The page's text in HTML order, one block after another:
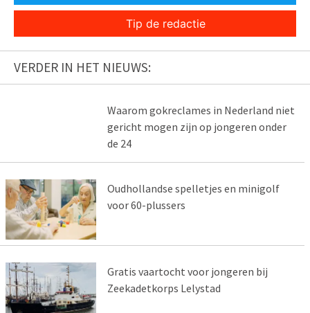
Tip de redactie
VERDER IN HET NIEUWS:
Waarom gokreclames in Nederland niet
gericht mogen zijn op jongeren onder
de 24
Oudhollandse spelletjes en minigolf
voor 60-plussers
Gratis vaartocht voor jongeren bij
Zeekadetkorps Lelystad